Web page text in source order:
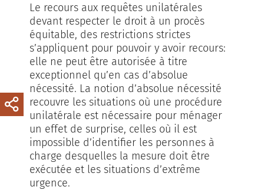
Le recours aux requêtes unilatérales
devant respecter le droit à un procès
équitable, des restrictions strictes
s’appliquent pour pouvoir y avoir recours:
elle ne peut être autorisée à titre
exceptionnel qu’en cas d’absolue
nécessité. La notion d’absolue nécessité
recouvre les situations où une procédure
unilatérale est nécessaire pour ménager
un effet de surprise, celles où il est
impossible d’identifier les personnes à
charge desquelles la mesure doit être
exécutée et les situations d’extrême
urgence.